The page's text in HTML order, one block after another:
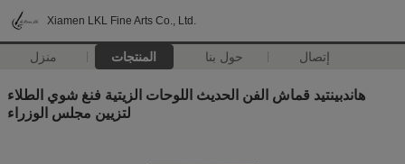
Xiamen LKL Fine Arts Co., Ltd.
منزل المنتجات حول بنا إتصال
هاندبينتيد قماش الفن الحديث اللوحات الزيتية فنغ شوي الطلاء
لتزيين مجلس الوزراء